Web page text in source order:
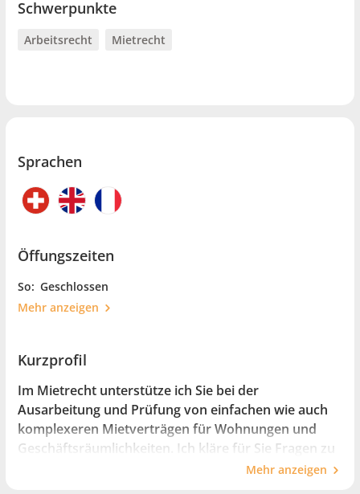
Schwerpunkte
Arbeitsrecht Mietrecht
Sprachen
Öffungszeiten
So: Geschlossen
Mehr anzeigen
Kurzprofil
Im Mietrecht unterstütze ich Sie bei der
Ausarbeitung und Prüfung von einfachen wie auch
komplexeren Mietverträgen für Wohnungen und
Geschäftsräumlichkeiten. Ich kläre für Sie Fragen zu
Nebenkostenabrechnungen, Mietzinserhöhungen,
Mehr anzeigen